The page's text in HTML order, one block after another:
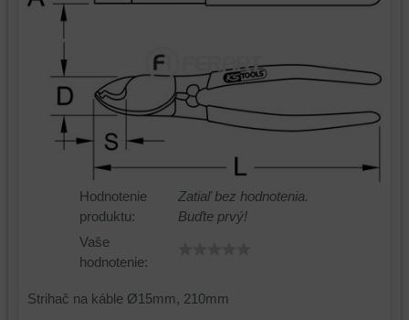
Hodnotenie
produktu:
Zatiaľ bez hodnotenia.
Buďte prvý!
Vaše
hodnotenie:
Strihač na káble Ø15mm, 210mm